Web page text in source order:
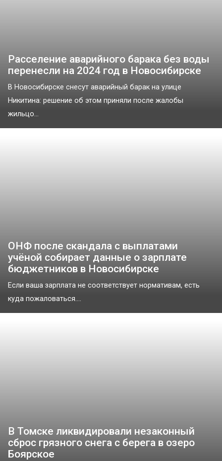
Расселение аварийного барака без воды
перенесли на 2024 год в Новосибирске
В Новосибирске снесут аварийный барак на улице
Никитина: решение об этом приняли после жалобы
жильцо...
ОНФ после скандала с выплатами
учёной собирает данные о зарплате
бюджетников в Новосибирске
Если ваша зарплата не соответствует нормативам, есть
куда пожаловаться....
В Томске ликвидировали незаконный
сброс грязного снега с берега в озеро
Боярское